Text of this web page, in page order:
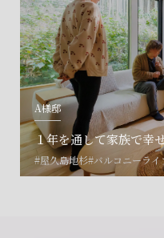
A様邸
１年を通して家族で幸
#屋久島地杉#バルコニーライ